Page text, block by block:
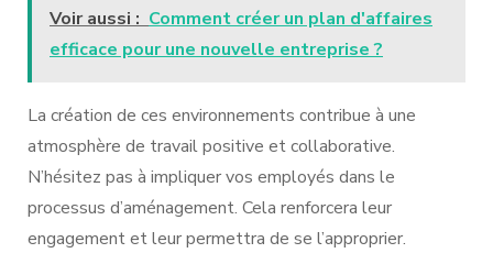
Voir aussi : Comment créer un plan d'affaires
efficace pour une nouvelle entreprise ?
La création de ces environnements contribue à une
atmosphère de travail positive et collaborative.
N’hésitez pas à impliquer vos employés dans le
processus d’aménagement. Cela renforcera leur
engagement et leur permettra de se l’approprier.